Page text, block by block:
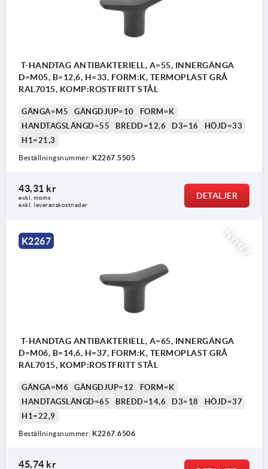
T-HANDTAG ANTIBAKTERIELL, A=55, INNERGÄNGA
D=M05, B=12,6, H=33, FORM:K, TERMOPLAST GRÅ
RAL7015, KOMP:ROSTFRITT STÅL
GÄNGA=M5 GÄNGDJUP=10
FORM=K
HANDTAGSLÄNGD=55
BREDD=12,6 D3=16
HÖJD=33
H1=21,3
Beställningsnummer: K2267.5505
43,31 kr
exkl. moms
exkl. leveranskostnader
DETALJER
NYHET
K2267
T-HANDTAG ANTIBAKTERIELL, A=65, INNERGÄNGA
D=M06, B=14,6, H=37, FORM:K, TERMOPLAST GRÅ
RAL7015, KOMP:ROSTFRITT STÅL
GÄNGA=M6 GÄNGDJUP=12
FORM=K
HANDTAGSLÄNGD=65
BREDD=14,6 D3=18
HÖJD=37
H1=22,9
Beställningsnummer: K2267.6506
45,74 kr